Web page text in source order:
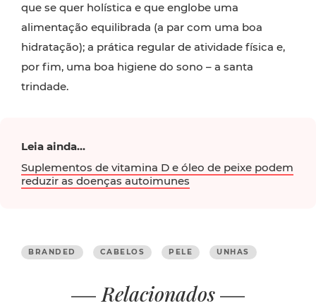
que se quer holística e que englobe uma
alimentação equilibrada (a par com uma boa
hidratação); a prática regular de atividade física e,
por fim, uma boa higiene do sono – a santa
trindade.
Leia ainda...
Suplementos de vitamina D e óleo de peixe podem
reduzir as doenças autoimunes
BRANDED CABELOS PELE UNHAS
Relacionados